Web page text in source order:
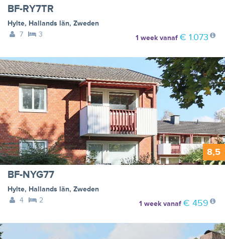
BF-RY7TR
Hylte, Hallands län, Zweden
7
3 1 weekvanaf € 1.073
8,5
BF-NYG77
Hylte, Hallands län, Zweden
4
2 1 weekvanaf € 459